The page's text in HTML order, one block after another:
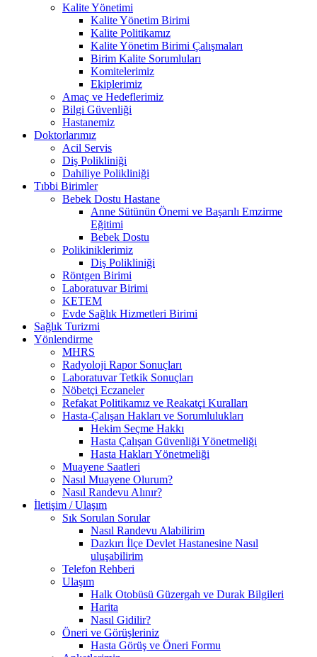
Kalite Yönetimi
Kalite Yönetim Birimi
Kalite Politikamız
Kalite Yönetim Birimi Çalışmaları
Birim Kalite Sorumluları
Komitelerimiz
Ekiplerimiz
Amaç ve Hedeflerimiz
Bilgi Güvenliği
Hastanemiz
Doktorlarımız
Acil Servis
Diş Polikliniği
Dahiliye Polikliniği
Tıbbi Birimler
Bebek Dostu Hastane
Anne Sütünün Önemi ve Başarılı Emzirme
Eğitimi
Bebek Dostu
Polikiniklerimiz
Diş Polikliniği
Röntgen Birimi
Laboratuvar Birimi
KETEM
Evde Sağlık Hizmetleri Birimi
Sağlık Turizmi
Yönlendirme
MHRS
Radyoloji Rapor Sonuçları
Laboratuvar Tetkik Sonuçları
Nöbetçi Eczaneler
Refakat Politikamız ve Reakatçi Kuralları
Hasta-Çalışan Hakları ve Sorumlulukları
Hekim Seçme Hakkı
Hasta Çalışan Güvenliği Yönetmeliği
Hasta Hakları Yönetmeliği
Muayene Saatleri
Nasıl Muayene Olurum?
Nasıl Randevu Alınır?
İletişim / Ulaşım
Sık Sorulan Sorular
Nasıl Randevu Alabilirim
Dazkırı İlçe Devlet Hastanesine Nasıl
uluşabilirim
Telefon Rehberi
Ulaşım
Halk Otobüsü Güzergah ve Durak Bilgileri
Harita
Nasıl Gidilir?
Öneri ve Görüşleriniz
Hasta Görüş ve Öneri Formu